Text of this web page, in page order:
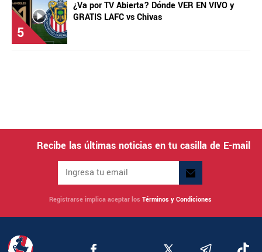
5
¿Va por TV Abierta? Dónde VER EN VIVO y
GRATIS LAFC vs Chivas
Recibe las últimas noticias en tu casilla de E-mail
Registrarse implica aceptar los Términos y Condiciones